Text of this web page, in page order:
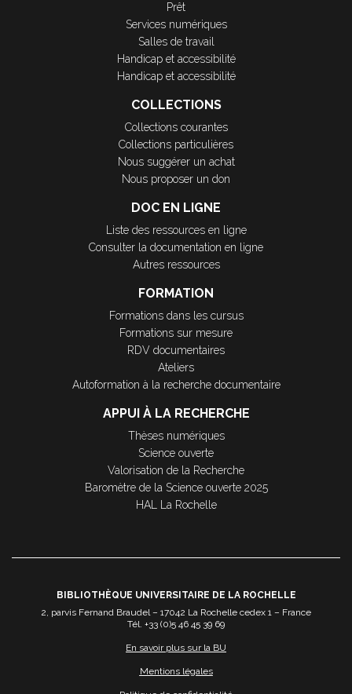
Prêt
Services numériques
Salles de travail
Handicap et accessibilité
Handicap et accessibilité
COLLECTIONS
Collections courantes
Collections particulières
Nous suggérer un achat
Nous proposer un don
DOC EN LIGNE
Liste des ressources en ligne
Consulter la documentation en ligne
Autres ressources
FORMATION
Formations dans les cursus
Formations sur mesure
RDV documentaires
Ateliers
Autoformation à la recherche documentaire
APPUI À LA RECHERCHE
Thèses numériques
Science ouverte
Valorisation de la Recherche
Baromètre de la Science ouverte 2025
HAL La Rochelle
BIBLIOTHÈQUE UNIVERSITAIRE DE LA ROCHELLE
2, parvis Fernand Braudel – 17042 La Rochelle cedex 1 – France
Tél. +33 (0)5 46 45 39 69
En savoir plus sur la BU
Mentions légales